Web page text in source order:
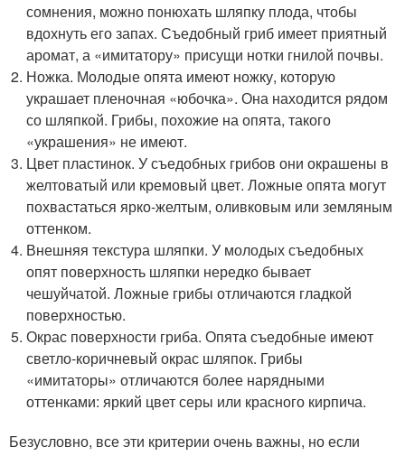
сомнения, можно понюхать шляпку плода, чтобы
вдохнуть его запах. Съедобный гриб имеет приятный
аромат, а «имитатору» присущи нотки гнилой почвы.
Ножка. Молодые опята имеют ножку, которую
украшает пленочная «юбочка». Она находится рядом
со шляпкой. Грибы, похожие на опята, такого
«украшения» не имеют.
Цвет пластинок. У съедобных грибов они окрашены в
желтоватый или кремовый цвет. Ложные опята могут
похвастаться ярко-желтым, оливковым или земляным
оттенком.
Внешняя текстура шляпки. У молодых съедобных
опят поверхность шляпки нередко бывает
чешуйчатой. Ложные грибы отличаются гладкой
поверхностью.
Окрас поверхности гриба. Опята съедобные имеют
светло-коричневый окрас шляпок. Грибы
«имитаторы» отличаются более нарядными
оттенками: яркий цвет серы или красного кирпича.
Безусловно, все эти критерии очень важны, но если